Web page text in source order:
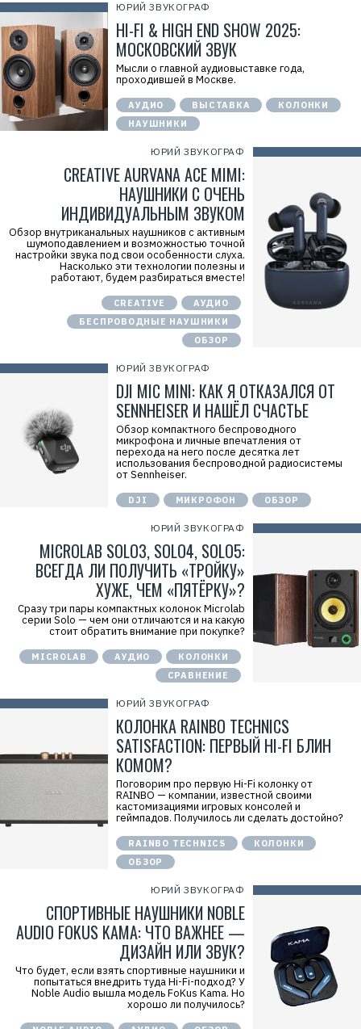
ЮРИЙ ЗВУКОГРАФ
HI-FI & HIGH END SHOW 2025:
МОСКОВСКИЙ ЗВУК
Мысли о главной аудиовыставке года,
проходившей в Москве.
АУДИО ВЫСТАВКА
КОЛОНКИ
НАУШНИКИ
ЮРИЙ ЗВУКОГРАФ
CREATIVE AURVANA ACE MIMI:
НАУШНИКИ С ОЧЕНЬ
ИНДИВИДУАЛЬНЫМ ЗВУКОМ
Обзор внутриканальных наушников с активным
шумоподавлением и возможностью точной
настройки звука под свои особенности слуха.
Насколько эти технологии полезны и
работают, будем разбираться вместе!
CREATIVE
АУДИО
БЕСПРОВОДНЫЕ НАУШНИКИ
ОБЗОР
ЮРИЙ ЗВУКОГРАФ
DJI MIC MINI: КАК Я ОТКАЗАЛСЯ ОТ
SENNHEISER И НАШЁЛ СЧАСТЬЕ
Обзор компактного беспроводного
микрофона и личные впечатления от
перехода на него после десятка лет
использования беспроводной радиосистемы
от Sennheiser.
DJI МИКРОФОН ОБЗОР
ЮРИЙ ЗВУКОГРАФ
MICROLAB SOLO3, SOLO4, SOLO5:
ВСЕГДА ЛИ ПОЛУЧИТЬ «ТРОЙКУ»
ХУЖЕ, ЧЕМ «ПЯТЁРКУ»?
Сразу три пары компактных колонок Microlab
серии Solo — чем они отличаются и на какую
стоит обратить внимание при покупке?
MICROLAB АУДИО
КОЛОНКИ
СРАВНЕНИЕ
ЮРИЙ ЗВУКОГРАФ
КОЛОНКА RAINBO TECHNICS
SATISFACTION: ПЕРВЫЙ HI-FI БЛИН
КОМОМ?
Поговорим про первую Hi-Fi колонку от
RAINBO — компании, известной своими
кастомизациями игровых консолей и
геймпадов. Получилось ли сделать достойно?
RAINBO TECHNICS
КОЛОНКИ
ОБЗОР
ЮРИЙ ЗВУКОГРАФ
СПОРТИВНЫЕ НАУШНИКИ NOBLE
AUDIO FOKUS KAMA: ЧТО ВАЖНЕЕ —
ДИЗАЙН ИЛИ ЗВУК?
Что будет, если взять спортивные наушники и
попытаться внедрить туда Hi-Fi-подход? У
Noble Audio вышла модель FoKus Kama. Но
хорошо ли получилось?
а
в
»
Н
:
1
4